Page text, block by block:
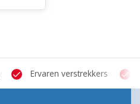
Ervaren verstrekkers